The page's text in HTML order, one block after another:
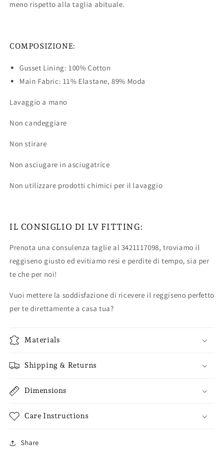
meno rispetto alla taglia abituale.
COMPOSIZIONE:
Gusset Lining: 100% Cotton
Main Fabric: 11% Elastane, 89% Moda
Lavaggio a mano
Non candeggiare
Non stirare
Non asciugare in asciugatrice
Non utilizzare prodotti chimici per il lavaggio
IL CONSIGLIO DI LV FITTING:
Prenota una consulenza taglie al 3421117098, troviamo il
reggiseno giusto ed evitiamo resi e perdite di tempo, sia per
te che per noi!
Vuoi mettere la soddisfazione di ricevere il reggiseno perfetto
per te direttamente a casa tua?
Materials
Shipping & Returns
Dimensions
Care Instructions
Share